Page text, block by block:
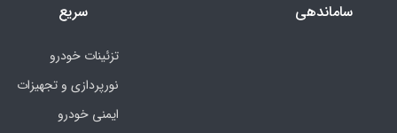
ساماندهی
سریع
تزئینات خودرو
نورپردازی و تجهیزات
ایمنی خودرو